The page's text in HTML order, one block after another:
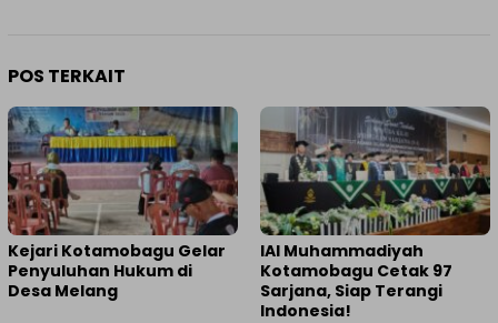
POS TERKAIT
Kejari Kotamobagu Gelar
Penyuluhan Hukum di
Desa Melang
IAI Muhammadiyah
Kotamobagu Cetak 97
Sarjana, Siap Terangi
Indonesia!